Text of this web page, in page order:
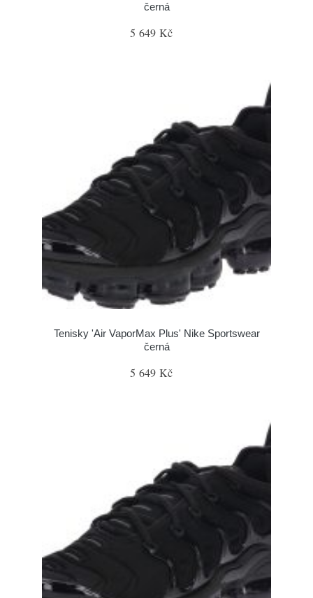
černá
5 649 Kč
Tenisky 'Air VaporMax Plus' Nike Sportswear
černá
5 649 Kč